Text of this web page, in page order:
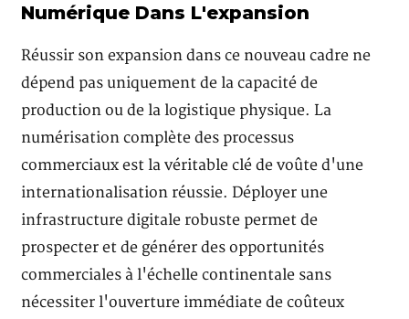
Numérique Dans L'expansion
Réussir son expansion dans ce nouveau cadre ne
dépend pas uniquement de la capacité de
production ou de la logistique physique. La
numérisation complète des processus
commerciaux est la véritable clé de voûte d'une
internationalisation réussie. Déployer une
infrastructure digitale robuste permet de
prospecter et de générer des opportunités
commerciales à l'échelle continentale sans
nécessiter l'ouverture immédiate de coûteux